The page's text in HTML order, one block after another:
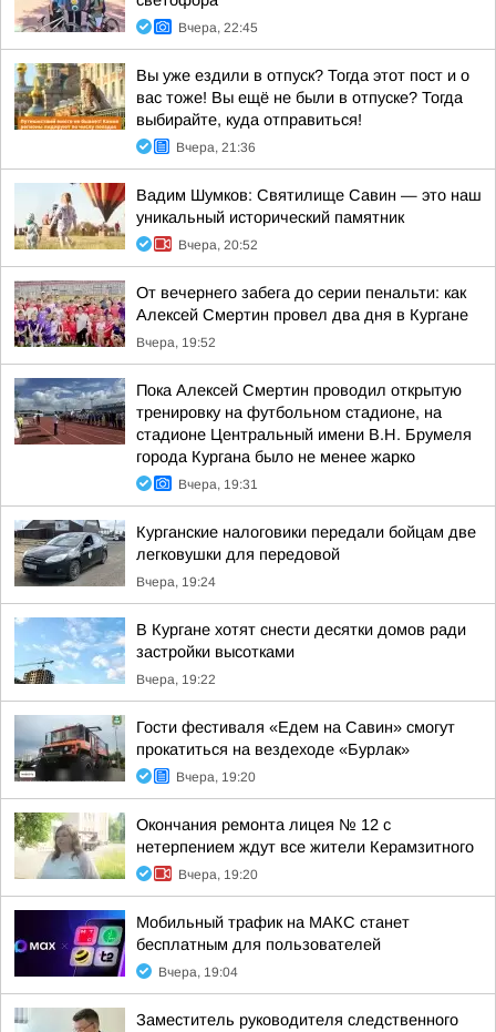
Вчера, 22:45
Вы уже ездили в отпуск? Тогда этот пост и о
вас тоже! Вы ещё не были в отпуске? Тогда
выбирайте, куда отправиться!
Вчера, 21:36
Вадим Шумков: Святилище Савин — это наш
уникальный исторический памятник
Вчера, 20:52
От вечернего забега до серии пенальти: как
Алексей Смертин провел два дня в Кургане
Вчера, 19:52
Пока Алексей Смертин проводил открытую
тренировку на футбольном стадионе, на
стадионе Центральный имени В.Н. Брумеля
города Кургана было не менее жарко
Вчера, 19:31
Курганские налоговики передали бойцам две
легковушки для передовой
Вчера, 19:24
В Кургане хотят снести десятки домов ради
застройки высотками
Вчера, 19:22
Гости фестиваля «Едем на Савин» смогут
прокатиться на вездеходе «Бурлак»
Вчера, 19:20
Окончания ремонта лицея № 12 с
нетерпением ждут все жители Керамзитного
Вчера, 19:20
Мобильный трафик на МАКС станет
бесплатным для пользователей
Вчера, 19:04
Заместитель руководителя следственного